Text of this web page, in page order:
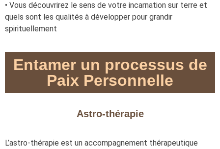
• Vous découvrirez le sens de votre incarnation sur terre et
quels sont les qualités à développer pour grandir
spirituellement
Entamer un processus de
Paix Personnelle
Astro-thérapie
L’astro-thérapie est un accompagnement thérapeutique